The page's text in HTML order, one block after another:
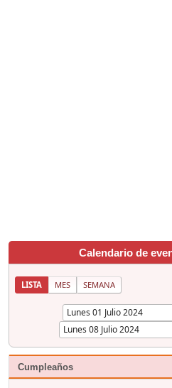
Calendario de
LISTA MES SEMANA
Cumpleaños